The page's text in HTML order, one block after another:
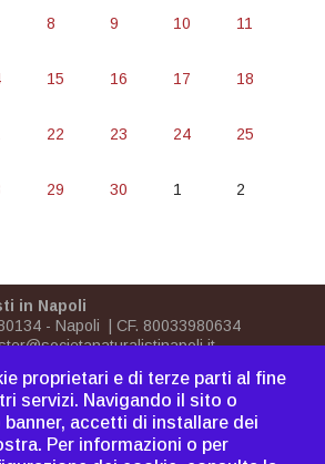
8 9 10 11
15 16 17 18
22 23 24 25
29 30 1 2
in Napoli
- Napoli | CF. 80033980634
associarsi|Dove
|Sitemap|Webmaster
proprietari e di terze parti al fine
servizi. Navigando il sito o
accetti di installare dei
Per informazioni o per